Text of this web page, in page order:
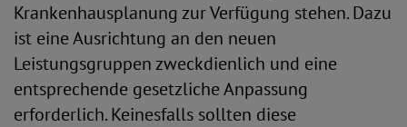
Krankenhausplanung zur Verfügung stehen. Dazu
ist eine Ausrichtung an den neuen
Leistungsgruppen zweckdienlich und eine
entsprechende gesetzliche Anpassung
erforderlich. Keinesfalls sollten diese